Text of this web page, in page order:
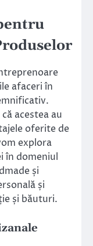
afaceri în
acestea au
oferite de
explora
în domeniul
și
și
și băuturi.